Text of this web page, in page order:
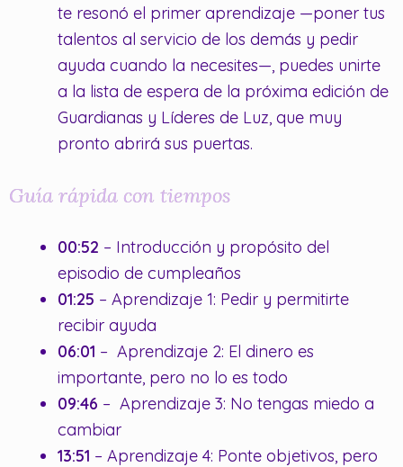
te resonó el primer aprendizaje —poner tus
talentos al servicio de los demás y pedir
ayuda cuando la necesites—, puedes unirte
a la lista de espera de la próxima edición de
Guardianas y Líderes de Luz, que muy
pronto abrirá sus puertas.
Guía rápida con tiempos
00:52 – Introducción y propósito del
episodio de cumpleaños
01:25 – Aprendizaje 1: Pedir y permitirte
recibir ayuda
06:01 – Aprendizaje 2: El dinero es
importante, pero no lo es todo
09:46 – Aprendizaje 3: No tengas miedo a
cambiar
13:51 – Aprendizaje 4: Ponte objetivos, pero